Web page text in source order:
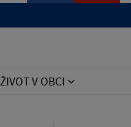
ŽIVOT V OBCI